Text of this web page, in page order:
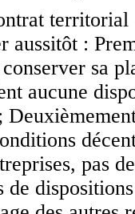
aussitôt :
sa
aucune
pas